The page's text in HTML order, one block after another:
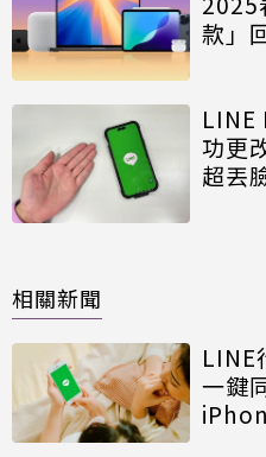
款」
LINE
功更
超丟
相關新聞
LINE
一鍵